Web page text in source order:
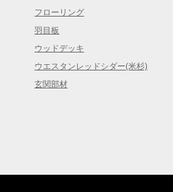
フローリング
羽目板
ウッドデッキ
ウエスタンレッドシダー(米杉)
玄関部材